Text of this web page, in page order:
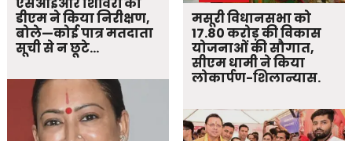
डीएम ने किया निरीक्षण,
बोले—कोई पात्र मतदाता
सूची से न छूटे…
मसूरी विधानसभा को
17.80 करोड़ की विकास
योजनाओं की सौगात,
सीएम धामी ने किया
लोकार्पण-शिलान्यास.